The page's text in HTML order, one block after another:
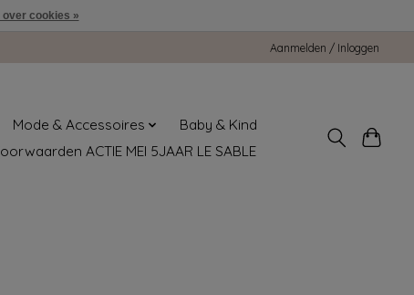
Aanmelden / Inloggen
Mode & Accessoires
Baby & Kind
ACTIE MEI 5JAAR LE SABLE
over cookies »